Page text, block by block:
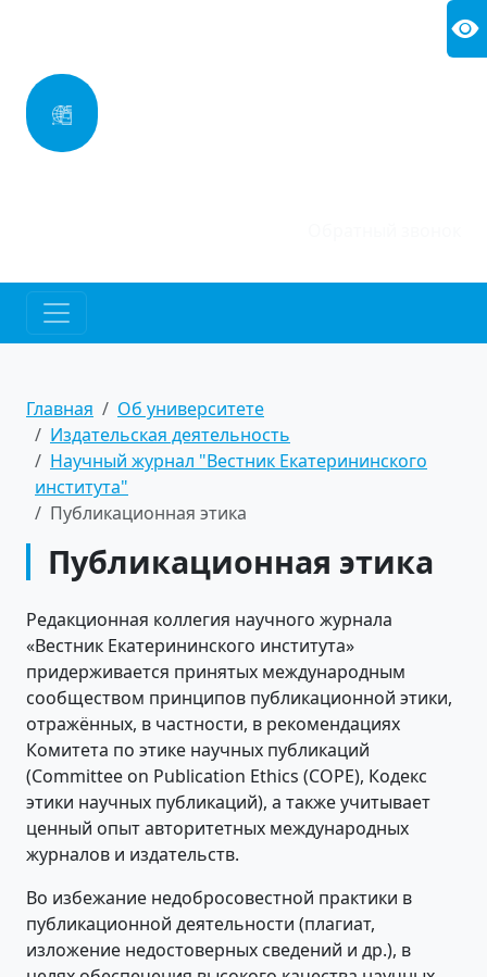
УПРАВЛЕНИЯ И
ИННОВАЦИОННЫХ
Главная
Об университете
Издательская деятельность
Научный журнал "Вестник Екатерининского
института"
Публикационная этика
Публикационная этика
Редакционная коллегия научного журнала
«Вестник Екатерининского института»
придерживается принятых международным
сообществом принципов публикационной этики,
отражённых, в частности, в рекомендациях
Комитета по этике научных публикаций
(Committee on Publication Ethics (COPE), Кодекс
этики научных публикаций), а также учитывает
ценный опыт авторитетных международных
журналов и издательств.
Во избежание недобросовестной практики в
публикационной деятельности (плагиат,
изложение недостоверных сведений и др.), в